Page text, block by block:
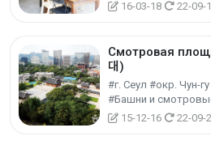
16-03-18
22-09-
Смотровая
대)
#г. Сеул #окр. Чун-гу
15-12-16
22-09-